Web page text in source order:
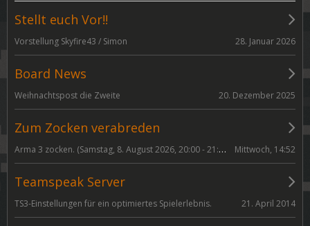
Stellt euch Vor!!
Vorstellung Skyfire43 / Simon 28. Januar 2026
Board News
Weihnachtspost die Zweite 20. Dezember 2025
Zum Zocken verabreden
Arma 3 zocken. (Samstag, 8. August 2026, 20:00 - 21:00) Mittwoch, 14:52
Teamspeak Server
TS3-Einstellungen für ein optimiertes Spielerlebnis. 21. April 2014